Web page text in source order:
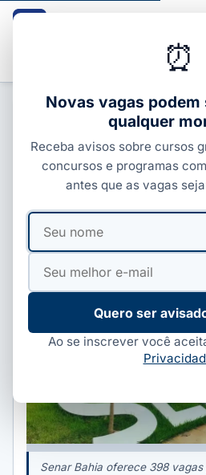
CURSOS COM CERTIFICADO
Senar Bahia abre
mas filtro elimina
do prazo
PorPaloma Guedes
Senar Bahia oferece 398
⏰
Novas vagas podem
qualquer
Receba avisos sobre cursos
concursos e programas
antes que as vagas
Seu
nome
Seu
mail
Quero ser
Ao se inscrever você